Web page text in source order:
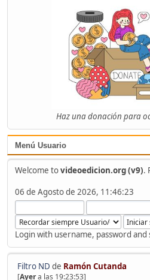
Haz una donación para
Menú Usuario
Welcome tovideoedicion.org (v9).
06 de Agosto de 2026, 11:46:23
Login with username, password and
Filtro ND de Ramón Cutanda
[Ayera las 19:23:53]